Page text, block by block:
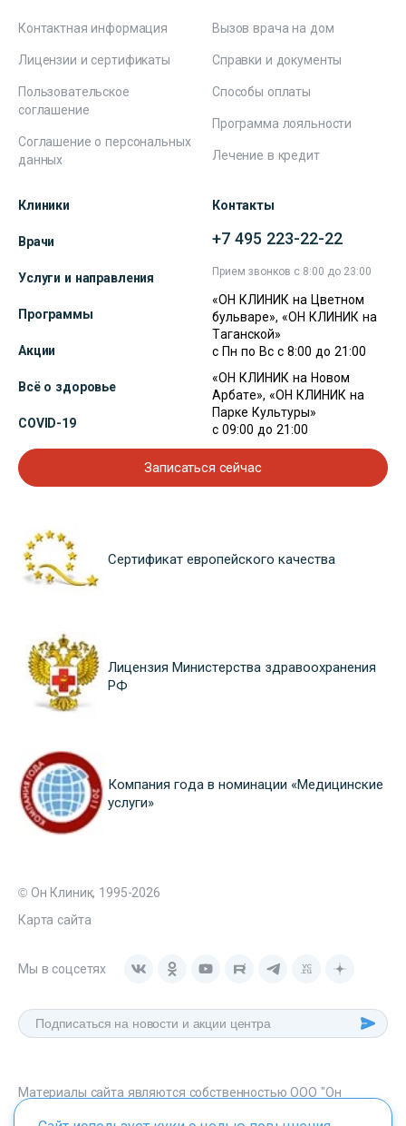
Контактная информация
Лицензии и сертификаты
Пользовательское
соглашение
Соглашение о персональных
данных
Вызов врача на дом
Справки и документы
Способы оплаты
Программа лояльности
Лечение в кредит
Клиники
Врачи
Услуги и направления
Программы
Акции
Всё о здоровье
COVID-19
Контакты
+7 495 223-22-22
Прием звонков с 8:00 до 23:00
«ОН КЛИНИК на Цветном
бульваре», «ОН КЛИНИК на
Таганской»
с Пн по Вс с 8:00 до 21:00
«ОН КЛИНИК на Новом
Арбате», «ОН КЛИНИК на
Парке Культуры»
с 09:00 до 21:00
Записаться сейчас
Сертификат европейского качества
Лицензия Министерства здравоохранения
РФ
Компания года в номинации «Медицинские
услуги»
© Он Клиник, 1995-2026
Карта сайта
Мы в соцсетях
Материалы сайта являются собственностью ООО "Он